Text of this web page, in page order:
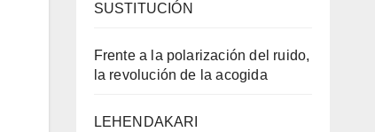
SUSTITUCIÓN
Frente a la polarización del ruido,
la revolución de la acogida
LEHENDAKARI